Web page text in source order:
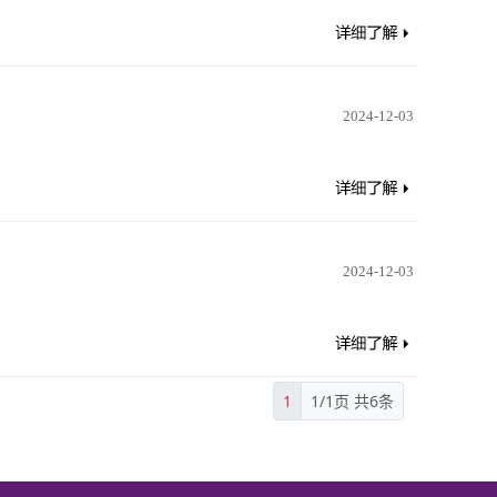
2024-12-03
2024-12-03
1 1/1页 共6条